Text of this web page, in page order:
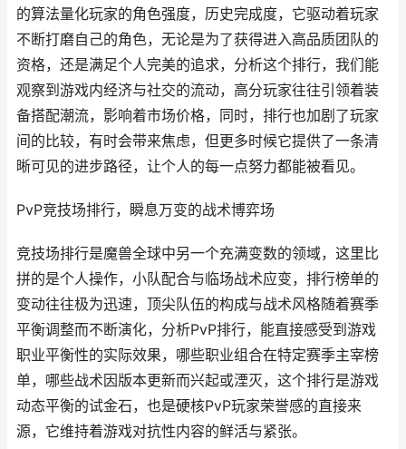
的算法量化玩家的角色强度，历史完成度，它驱动着玩家
不断打磨自己的角色，无论是为了获得进入高品质团队的
资格，还是满足个人完美的追求，分析这个排行，我们能
观察到游戏内经济与社交的流动，高分玩家往往引领着装
备搭配潮流，影响着市场价格，同时，排行也加剧了玩家
间的比较，有时会带来焦虑，但更多时候它提供了一条清
晰可见的进步路径，让个人的每一点努力都能被看见。
PvP竞技场排行，瞬息万变的战术博弈场
竞技场排行是魔兽全球中另一个充满变数的领域，这里比
拼的是个人操作，小队配合与临场战术应变，排行榜单的
变动往往极为迅速，顶尖队伍的构成与战术风格随着赛季
平衡调整而不断演化，分析PvP排行，能直接感受到游戏
职业平衡性的实际效果，哪些职业组合在特定赛季主宰榜
单，哪些战术因版本更新而兴起或湮灭，这个排行是游戏
动态平衡的试金石，也是硬核PvP玩家荣誉感的直接来
源，它维持着游戏对抗性内容的鲜活与紧张。